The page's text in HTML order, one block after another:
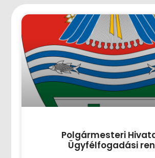
Polgármesteri
Ügyfélfogadási